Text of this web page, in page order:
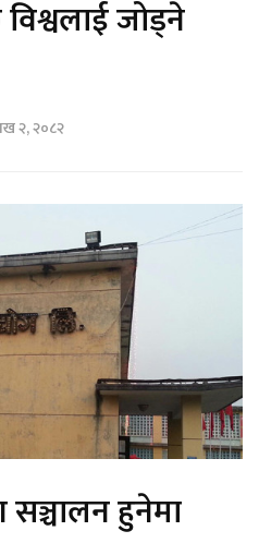
जोड्ने
२, २०८२
सञ्चालन हुनेमा